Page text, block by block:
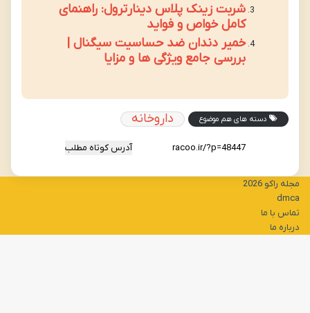
شربت زینک پلاس دینارترول: راهنمای
کامل خواص و فواید
خمیر دندان ضد حساسیت سیگنال |
بررسی جامع ویژگی ها و مزایا
دسته های هم موضوع داروخانه
آدرس کوتاه مطلب
مجله راکو 2026
dmca
تماس با ما
درباره ما